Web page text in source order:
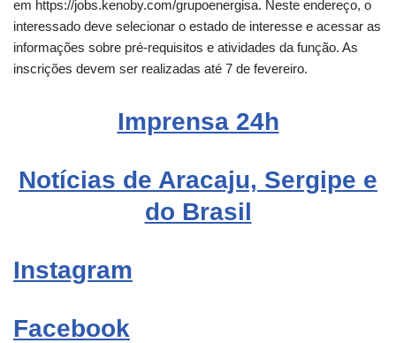
em https://jobs.kenoby.com/grupoenergisa. Neste endereço, o
interessado deve selecionar o estado de interesse e acessar as
informações sobre pré-requisitos e atividades da função. As
inscrições devem ser realizadas até 7 de fevereiro.
Imprensa24h
Notícias de Aracaju, Sergipe e
do Brasil
Instagram
Facebook